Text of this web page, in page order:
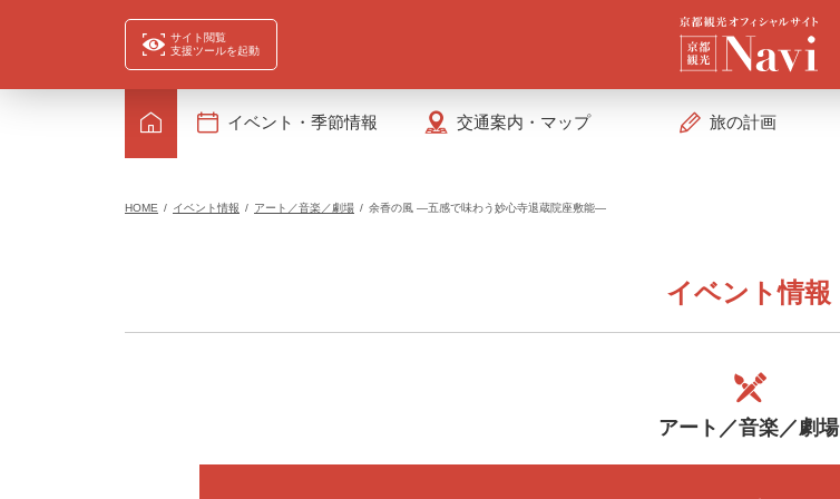
サイト閲覧
支援ツールを起動
イベント・季節情報 交通案内・マップ 旅の計画
HOME イベント情報 アート／音楽／劇場 余香の風 —五感で味わう妙心寺退蔵院座敷能—
イベント情報
アート／音楽／劇場